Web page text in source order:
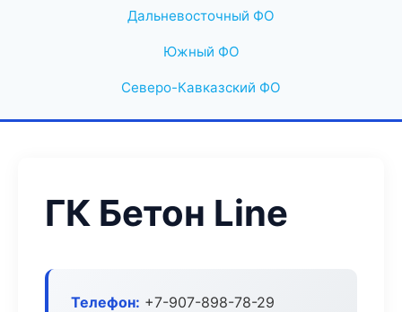
Дальневосточный ФО
Южный ФО
Северо-Кавказский ФО
ГК Бетон Line
Телефон: +7-907-898-78-29